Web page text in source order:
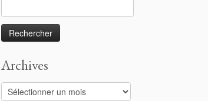
Archives
Archives